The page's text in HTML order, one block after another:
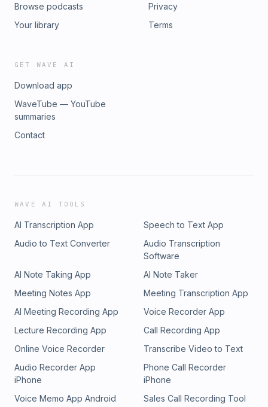
Browse podcasts
Your library
Privacy
Terms
GET WAVE AI
Download app
WaveTube — YouTube
summaries
Contact
WAVE AI TOOLS
AI Transcription App
Speech to Text App
Audio to Text Converter
Audio Transcription
Software
AI Note Taking App
AI Note Taker
Meeting Notes App
Meeting Transcription App
AI Meeting Recording App
Voice Recorder App
Lecture Recording App
Call Recording App
Online Voice Recorder
Transcribe Video to Text
Audio Recorder App
iPhone
Phone Call Recorder
iPhone
Voice Memo App Android
Sales Call Recording Tool